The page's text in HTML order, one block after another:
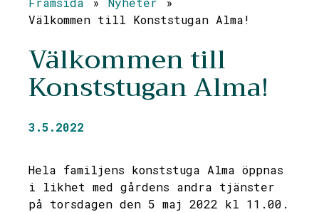
Välkommen till Konststugan Alma!
Välkommen till
Konststugan Alma!
3.5.2022
Hela familjens konststuga Alma öppnas
i likhet med gårdens andra tjänster
på torsdagen den 5 maj 2022 kl 11.00.